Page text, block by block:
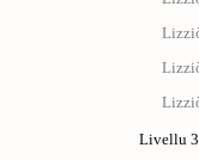
Livellu